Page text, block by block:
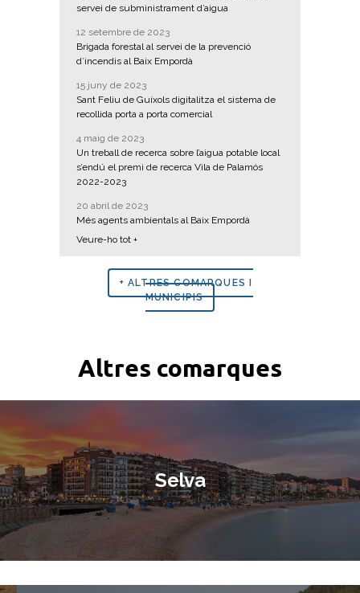
servei de subministrament d’aigua
12 setembre de 2023
Brigada forestal al servei de la prevenció
d’incendis al Baix Empordà
15 juny de 2023
Sant Feliu de Guíxols digitalitza el sistema de
recollida porta a porta comercial
4 maig de 2023
Un treball de recerca sobre l’aigua potable local
s’endú el premi de recerca Vila de Palamós
2022-2023
20 abril de 2023
Més agents ambientals al Baix Empordà
Veure-ho tot +
+ ALTRES COMARQUES I
MUNICIPIS
Altres comarques
Selva